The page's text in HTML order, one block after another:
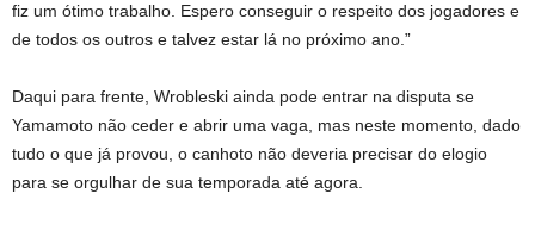
fiz um ótimo trabalho. Espero conseguir o respeito dos jogadores e
de todos os outros e talvez estar lá no próximo ano.”
Daqui para frente, Wrobleski ainda pode entrar na disputa se
Yamamoto não ceder e abrir uma vaga, mas neste momento, dado
tudo o que já provou, o canhoto não deveria precisar do elogio
para se orgulhar de sua temporada até agora.